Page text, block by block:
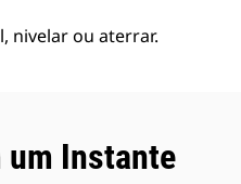
nivelar ou aterrar.
um Instante